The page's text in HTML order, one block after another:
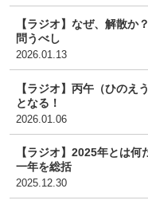
【ラジオ】なぜ、解散か
問うべし
2026.01.13
【ラジオ】丙午（ひのえ
となる！
2026.01.06
【ラジオ】2025年とは
一年を総括
2025.12.30